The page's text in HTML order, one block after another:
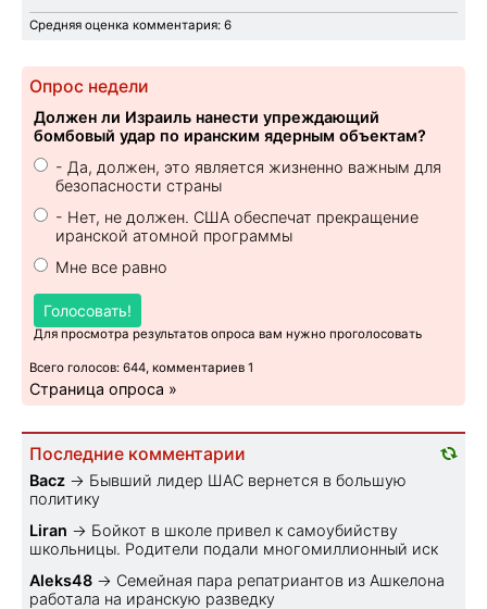
Средняя оценка комментария: 6
Опрос недели
Должен ли Израиль нанести упреждающий
бомбовый удар по иранским ядерным объектам?
- Да, должен, это является жизненно важным для
безопасности страны
- Нет, не должен. США обеспечат прекращение
иранской атомной программы
Мне все равно
Голосовать!
Для просмотра результатов опроса вам нужно проголосовать
Всего голосов: 644, комментариев 1
Страница опроса »
Последние комментарии
Bacz → Бывший лидер ШАС вернется в большую
политику
Liran → Бойкот в школе привел к самоубийству
школьницы. Родители подали многомиллионный иск
Aleks48 → Семейная пара репатриантов из Ашкелона
работала на иранскую разведку